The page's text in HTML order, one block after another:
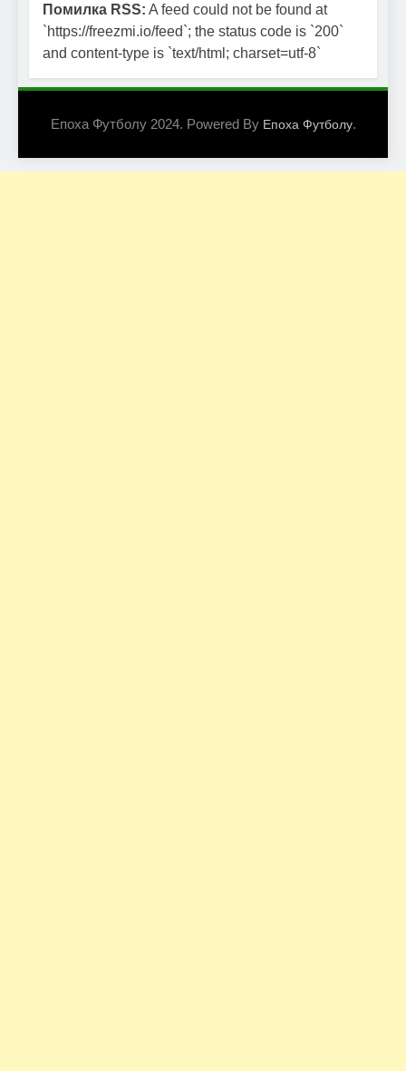
Помилка RSS: A feed could not be found at
`https://freezmi.io/feed`; the status code is `200`
and content-type is `text/html; charset=utf-8`
Епоха Футболу 2024. Powered By Епоха Футболу.